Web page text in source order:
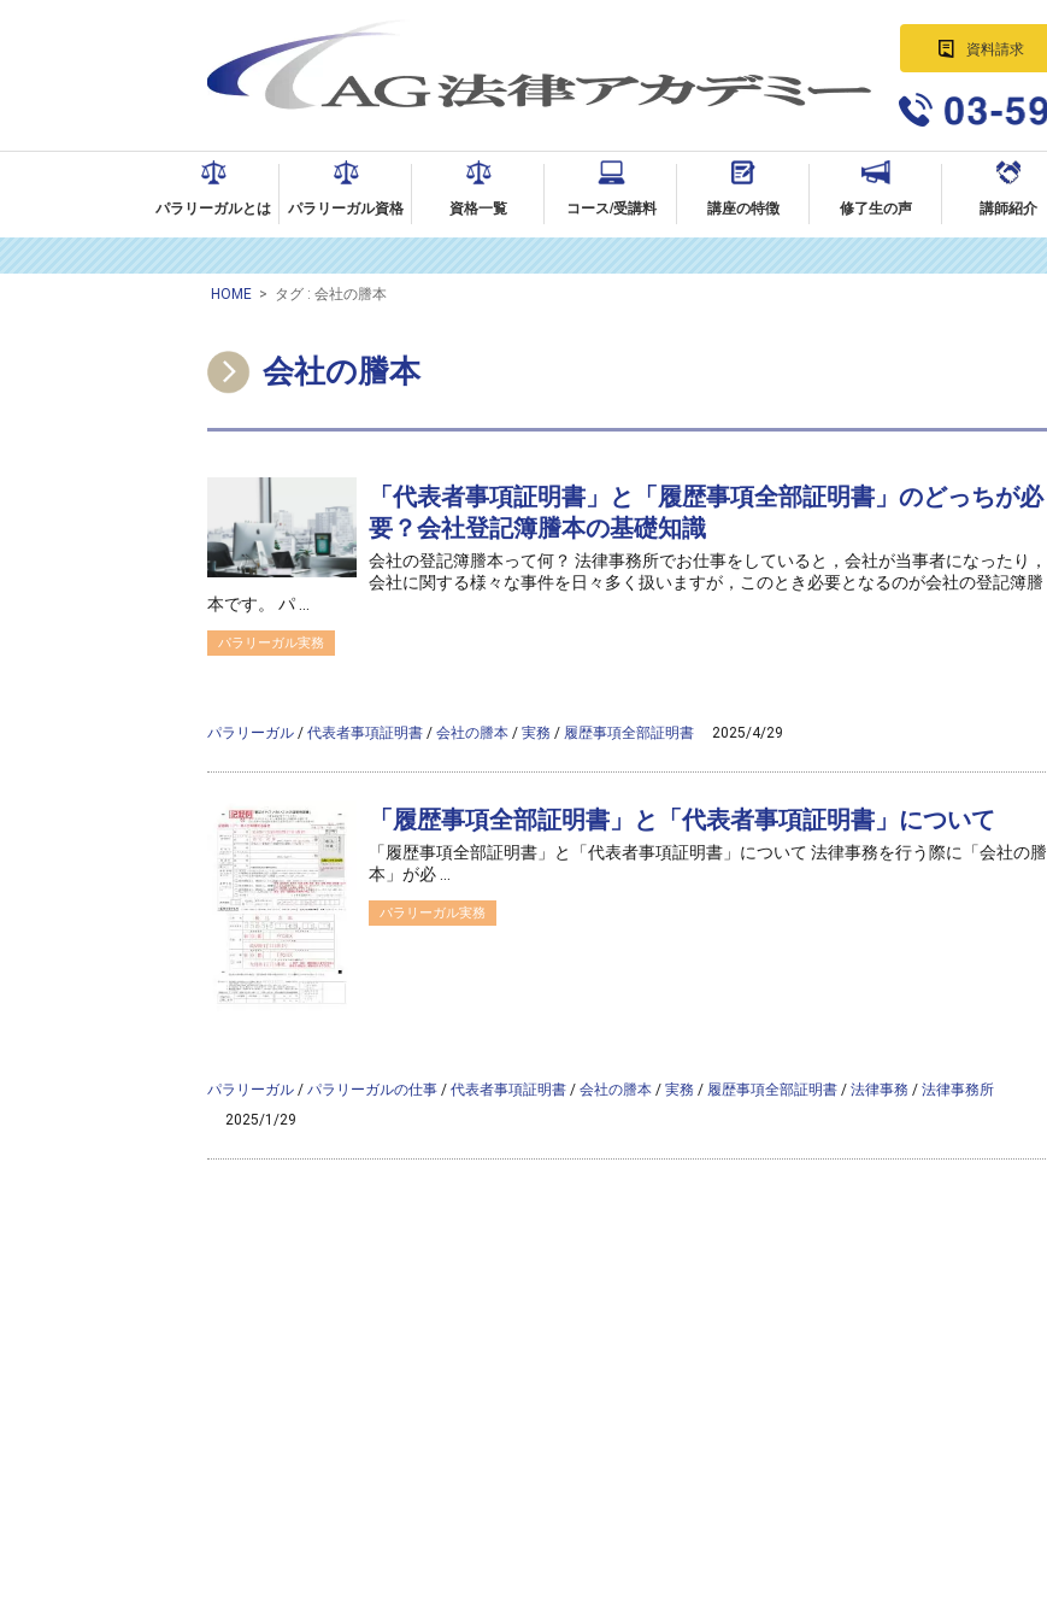
就職・転職｜AG法律アカデミー
資料請求
パラリーガルとは パラリーガル資格 資格一覧 コース/受講料 講座の特徴 修了生の声 講師紹介
HOME > タグ : 会社の謄本
会社の謄本
「代表者事項証明書」と「履歴事項全部証明書」のどっちが必
要？会社登記簿謄本の基礎知識
会社の登記簿謄本って何？ 法律事務所でお仕事をしていると，会社が当事者になったり，
会社に関する様々な事件を日々多く扱いますが，このとき必要となるのが会社の登記簿謄
本です。 パ ...
パラリーガル実務
パラリーガル / 代表者事項証明書 / 会社の謄本 / 実務 / 履歴事項全部証明書 2025/4/29
「履歴事項全部証明書」と「代表者事項証明書」について
「履歴事項全部証明書」と「代表者事項証明書」について 法律事務を行う際に「会社の謄
本」が必 ...
パラリーガル実務
パラリーガル / パラリーガルの仕事 / 代表者事項証明書 / 会社の謄本 / 実務 / 履歴事項全部証明書 / 法律事務 / 法律事務所
2025/1/29